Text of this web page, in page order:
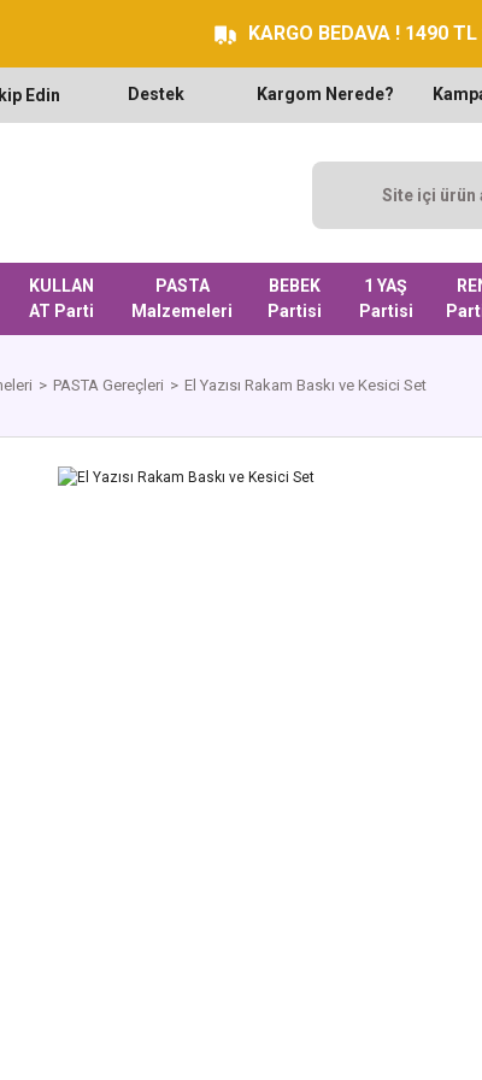
KARGO BEDAVA ! 1490
Edin Destek Kargom Nerede?
KULLAN
AT Parti
PASTA
Malzemeleri
BEBEK
Partisi
1 YAŞ
Partisi
PASTA Gereçleri El Yazısı Rakam Baskı ve Kesici Set